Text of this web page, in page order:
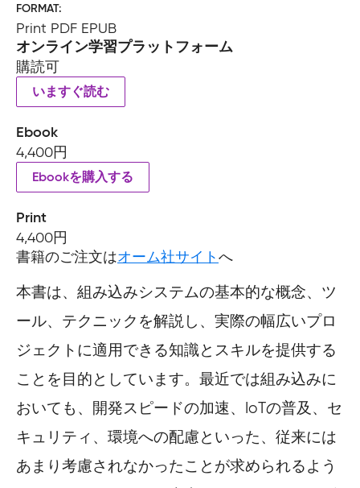
FORMAT
Print PDF EPUB
オンライン学習プラットフォーム
購読可
いますぐ読む
Ebook
4,400円
Ebookを購入する
Print
4,400円
書籍のご注文はオーム社サイトへ
本書は、組み込みシステムの基本的な概念、ツ
ール、テクニックを解説し、実際の幅広いプロ
ジェクトに適用できる知識とスキルを提供する
ことを目的としています。最近では組み込みに
おいても、開発スピードの加速、IoTの普及、セ
キュリティ、環境への配慮といった、従来には
あまり考慮されなかったことが求められるよう